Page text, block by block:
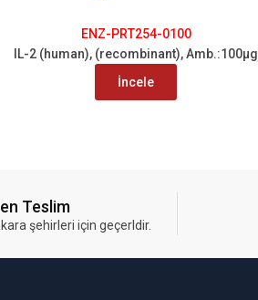
ENZ-PRT254-0100
IL-2 (human), (recombinant), Amb.:100µg
İncele
Teslim
şehirleri için geçerldir.